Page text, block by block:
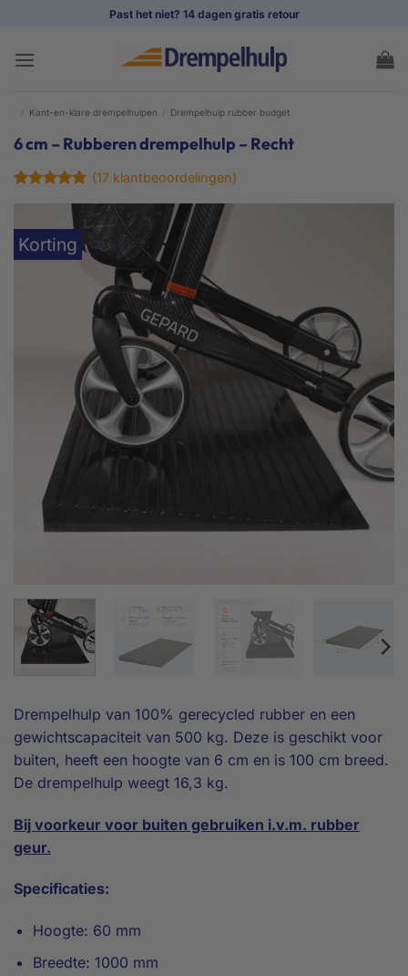
inhoud
Past het niet? 14 dagen gratis retour
/ Kant-en-klare drempelhulpen / Drempelhulp rubber budget
6 cm – Rubberen drempelhulp – Recht
op 5
gebaseerd
opklant
waarderingen
(17klantbeoordelingen)
Korting
Drempelhulp van 100% gerecycled rubber en een
gewichtscapaciteit van 500 kg. Deze is geschikt voor
buiten, heeft een hoogte van 6 cm en is 100 cm breed.
De drempelhulp weegt 16,3 kg.
Bij voorkeur voor buiten gebruiken i.v.m. rubber
geur.
Specificaties:
Hoogte: 60 mm
Breedte: 1000 mm